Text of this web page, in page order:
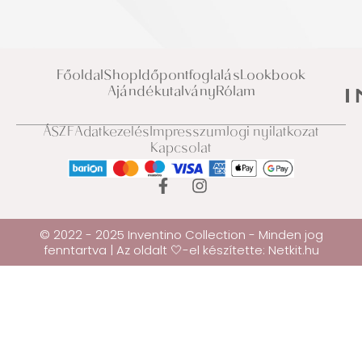
FőoldalShopIdőpontfoglalásLookbook
AjándékutalványRólam
ÁSZFAdatkezelésImpresszumJogi nyilatkozat
Kapcsolat
© 2022 - 2025 Inventino Collection - Minden jog
fenntartva | Az oldalt 🤍-el készítette: Netkit.hu